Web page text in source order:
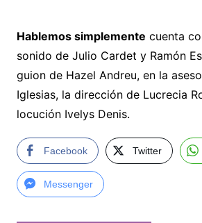
Hablemos simplemente cuenta
sonido de Julio Cardet y Ramón
guion de Hazel Andreu, en la
Iglesias, la dirección de Lucrecia
locución Ivelys Denis.
Facebook Twitter
Messenger